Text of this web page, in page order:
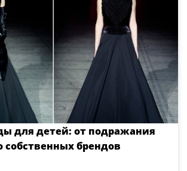
для детей: от подражания
собственных брендов